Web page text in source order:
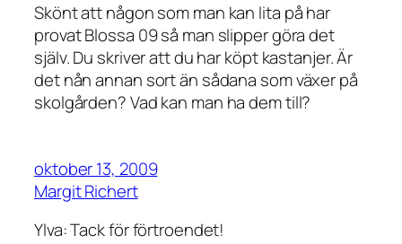
Skönt att någon som man kan lita på har
provat Blossa 09 så man slipper göra det
själv. Du skriver att du har köpt kastanjer. Är
det nån annan sort än sådana som växer på
skolgården? Vad kan man ha dem till?
oktober 13, 2009
Margit Richert
Ylva: Tack för förtroendet!